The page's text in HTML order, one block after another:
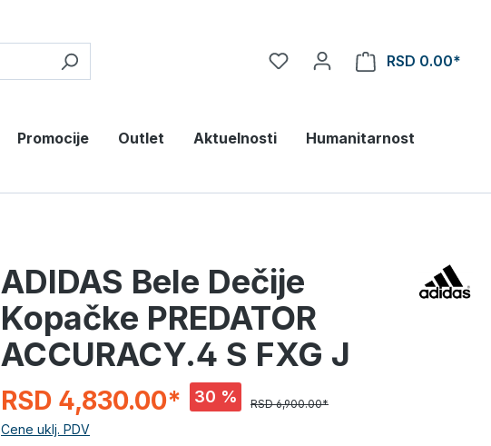
RSD 0.00*
Promocije Outlet Aktuelnosti Humanitarnost
ADIDAS Bele Dečije
Kopačke PREDATOR
ACCURACY.4 S FXG J
RSD 4,830.00* 30 % RSD 6,900.00*
Cene uklj. PDV